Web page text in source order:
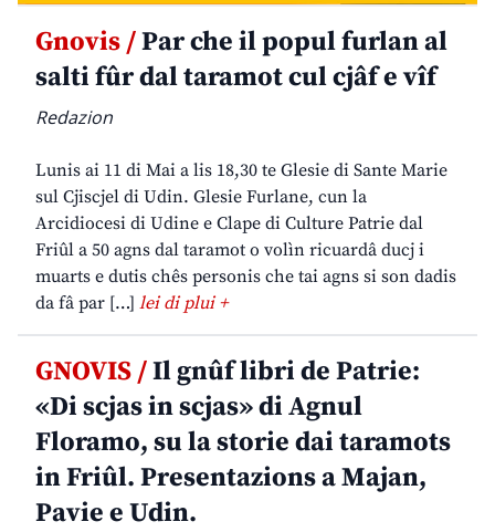
Gnovis /Par che il popul furlan al
salti fûr dal taramot cul cjâf e vîf
Redazion
Lunis ai 11 di Mai a lis 18,30 te Glesie di Sante Marie
sul Cjiscjel di Udin. Glesie Furlane, cun la
Arcidiocesi di Udine e Clape di Culture Patrie dal
Friûl a 50 agns dal taramot o volìn ricuardâ ducj i
muarts e dutis chês personis che tai agns si son dadis
da fâ par […] lei di plui +
GNOVIS /Il gnûf libri de Patrie:
«Di scjas in scjas» di Agnul
Floramo, su la storie dai taramots
in Friûl. Presentazions a Majan,
Pavie e Udin.